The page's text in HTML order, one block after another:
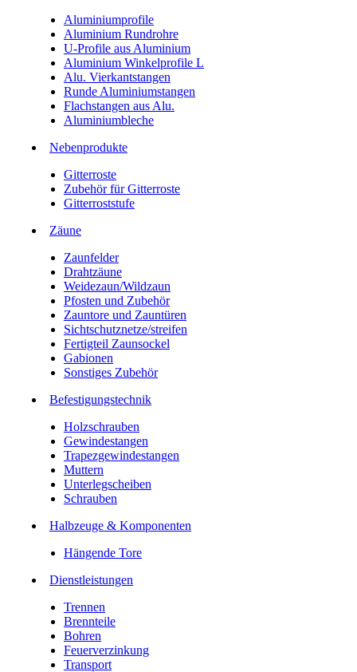
Aluminiumprofile
Aluminium Rundrohre
U-Profile aus Aluminium
Aluminium Winkelprofile L
Alu. Vierkantstangen
Runde Aluminiumstangen
Flachstangen aus Alu.
Aluminiumbleche
Nebenprodukte
Gitterroste
Zubehör für Gitterroste
Gitterroststufe
Zäune
Zaunfelder
Drahtzäune
Weidezaun/Wildzaun
Pfosten und Zubehör
Zauntore und Zauntüren
Sichtschutznetze/streifen
Fertigteil Zaunsockel
Gabionen
Sonstiges Zubehör
Befesti­gungstechnik
Holzschrauben
Gewindestangen
Trapezgewindestangen
Muttern
Unterlegscheiben
Schrauben
Halbzeuge & Komponenten
Hängende Tore
Dienstleistungen
Trennen
Brennteile
Bohren
Feuerverzinkung
Transport